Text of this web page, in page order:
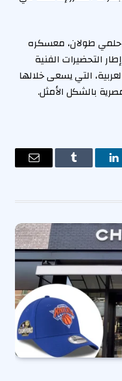
حلمي طولان، معسكره
التحضيرات الفنية
التي يسعى خلالها
بالشكل الأمثل.
لينكدإن Tumblr
البريد